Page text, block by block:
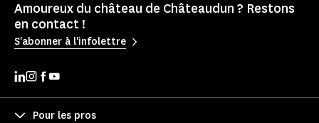
Amoureux du château de Châteaudun ? Restons
en contact !
S'abonner à l'infolettre
Pour les pros